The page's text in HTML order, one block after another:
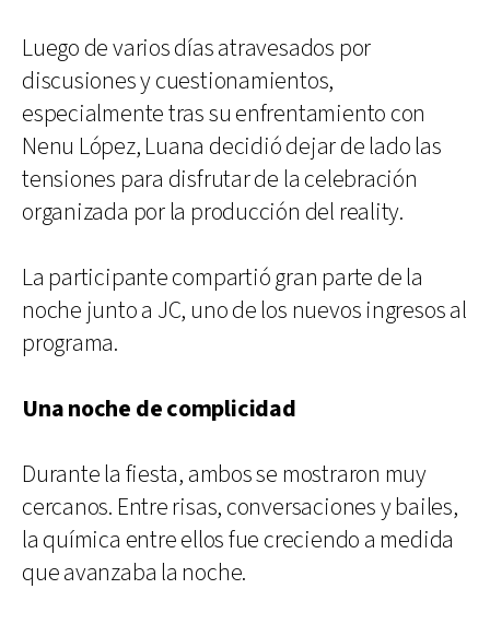
Luego de varios días atravesados por
discusiones y cuestionamientos,
especialmente tras su enfrentamiento con
Nenu López, Luana decidió dejar de lado las
tensiones para disfrutar de la celebración
organizada por la producción del reality.
La participante compartió gran parte de la
noche junto a JC, uno de los nuevos ingresos al
programa.
Una noche de complicidad
Durante la fiesta, ambos se mostraron muy
cercanos. Entre risas, conversaciones y bailes,
la química entre ellos fue creciendo a medida
que avanzaba la noche.